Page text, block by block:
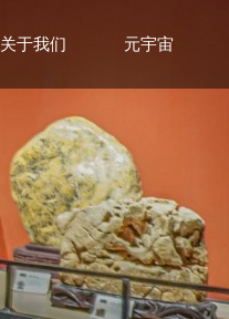
关于我们 元宇宙